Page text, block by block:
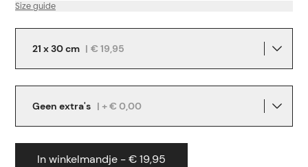
Size guide
21 x 30 cm | € 19,95
Geen extra's | + € 0,00
In winkelmandje - € 19,95